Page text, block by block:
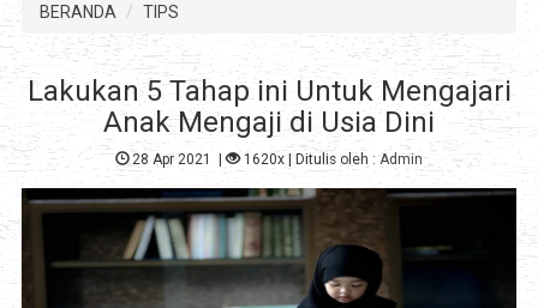
BERANDA TIPS
Lakukan 5 Tahap ini Untuk Mengajari
Anak Mengaji di Usia Dini
28 Apr 2021 | 1620x | Ditulis oleh :Admin